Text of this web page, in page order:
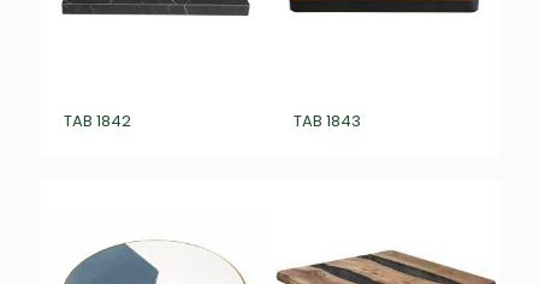
TAB 1842 TAB 1843